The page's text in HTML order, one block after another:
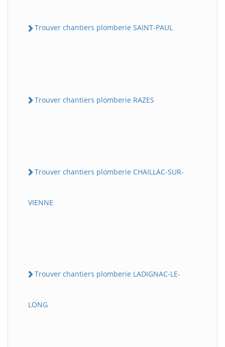
Trouver chantiers plomberie SAINT-PAUL
Trouver chantiers plomberie RAZES
Trouver chantiers plomberie CHAILLAC-SUR-
VIENNE
Trouver chantiers plomberie LADIGNAC-LE-
LONG